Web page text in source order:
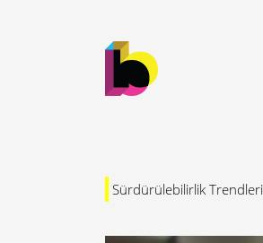
Sürdürülebilirlik Trendleri